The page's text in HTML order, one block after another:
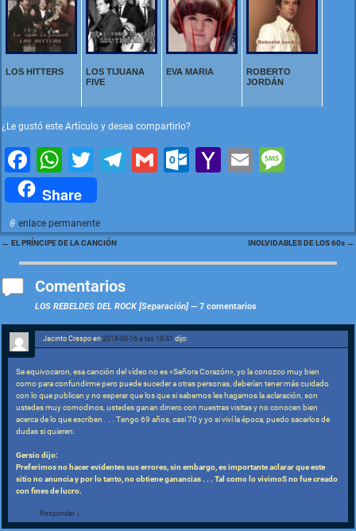
LOS HITTERS
LOS TIJUANA
FIVE
EVA MARIA
ROBERTO
JORDÁN
¿Le gustó este Artículo y desea compartirlo?
F
a
c
e
b
o
o
k
W
h
at
s
A
p
p
T
wi
tt
er
T
gr
a
G
l
O
o
k.
o
m
Y
o
o
ai
l
E
l
s
a
Share
enlace permanente
← EL PRÍNCIPE DE LA CANCIÓN INOLVIDABLES DE LOS 60s →
Comentarios
LOS REBELDES DEL ROCK [Separación] — 7 comentarios
Jacinto Crespo en2018-08-16 a las 18:41 dijo:
Se equivocaron, esa canción del vídeo no es «Señora Corazón», yo la conozco muy bien
como para confundirme pero puede suceder a otras personas, deberían tener más cuidado
con lo que publican y no esperar que los que si sabemos les hagamos la aclaración, son
ustedes muy comodinos, ustedes ganan dinero con nuestras visitas y no conocen bien
acerca de lo que escriben . . . Tengo 69 años, casi 70 y yo si viví la época, puedo sacarlos de
dudas si quieren.
Gersio dijo:
Preferimos no hacer evidentes sus errores, sin embargo, es importante aclarar que este
sitio no anuncia y por lo tanto, no obtiene ganancias . . . Tal como lo vivimoS no fue creado
con fines de lucro.
Responder ↓